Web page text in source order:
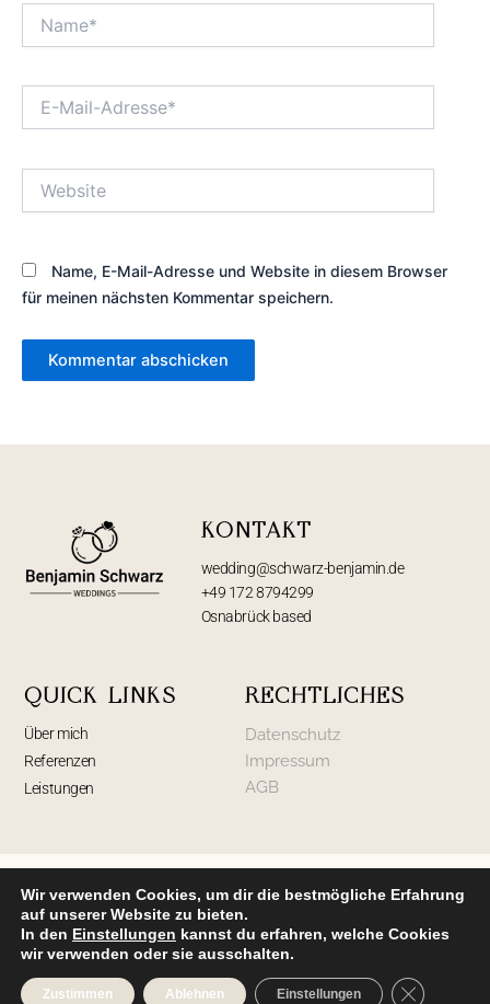
Mail-
Name, E-Mail-Adresse und Website in diesem Browser
für meinen nächsten Kommentar speichern.
KONTAKT
wedding@schwarz-benjamin.de
+49 172 8794299
Osnabrück based
QUICK LINKS
Über mich
Referenzen
Leistungen
RECHTLICHES
Datenschutz
Impressum
AGB
© Benjamin Schwarz Weddings | All Rights Reserved 2025
Design und Umsetzung:Jana Rickelt
Wir verwenden Cookies, um dir die bestmögliche Erfahrung
auf unserer Website zu bieten.
In den Einstellungen kannst du erfahren, welche Cookies
wir verwenden oder sie ausschalten.
Zustimmen Ablehnen Einstellungen GDPR